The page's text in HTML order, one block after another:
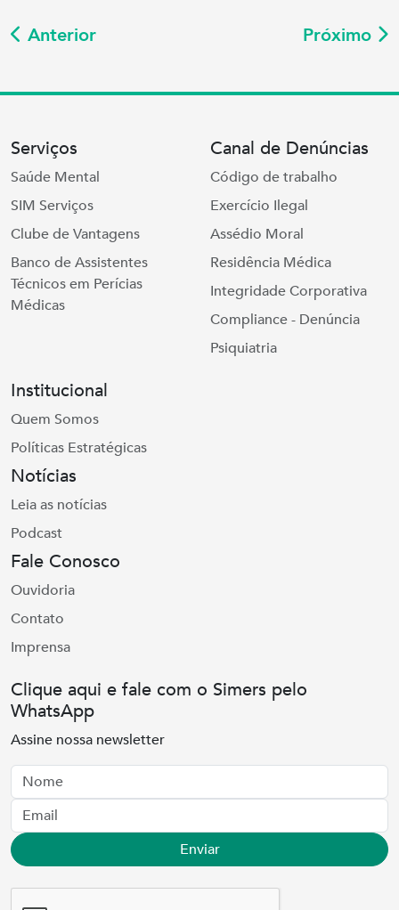
Anterior Próximo
Serviços
Saúde Mental
SIM Serviços
Clube de Vantagens
Banco de Assistentes
Técnicos em Perícias
Médicas
Canal de Denúncias
Código de trabalho
Exercício Ilegal
Assédio Moral
Residência Médica
Integridade Corporativa
Compliance - Denúncia
Psiquiatria
Institucional
Quem Somos
Políticas Estratégicas
Notícias
Leia as notícias
Podcast
Fale Conosco
Ouvidoria
Contato
Imprensa
Clique aqui e fale com o Simers pelo
WhatsApp
Assine nossa newsletter
Nome
Email
Enviar